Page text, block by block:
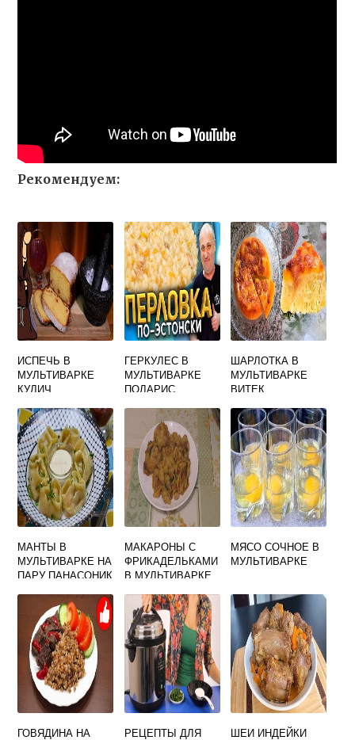
Рекомендуем:
ИСПЕЧЬ В
МУЛЬТИВАРКЕ
КУЛИЧ
ГЕРКУЛЕС В
МУЛЬТИВАРКЕ
ПОЛАРИС
ШАРЛОТКА В
МУЛЬТИВАРКЕ
ВИТЕК
МАНТЫ В
МУЛЬТИВАРКЕ НА
ПАРУ ПАНАСОНИК
МАКАРОНЫ С
ФРИКАДЕЛЬКАМИ
В МУЛЬТИВАРКЕ
МЯСО СОЧНОЕ В
МУЛЬТИВАРКЕ
ГОВЯДИНА НА
РЕЦЕПТЫ ДЛЯ
ШЕИ ИНДЕЙКИ